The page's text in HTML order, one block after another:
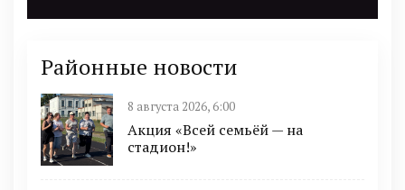
Районные новости
8 августа 2026, 6:00
Акция «Всей семьёй — на
стадион!»